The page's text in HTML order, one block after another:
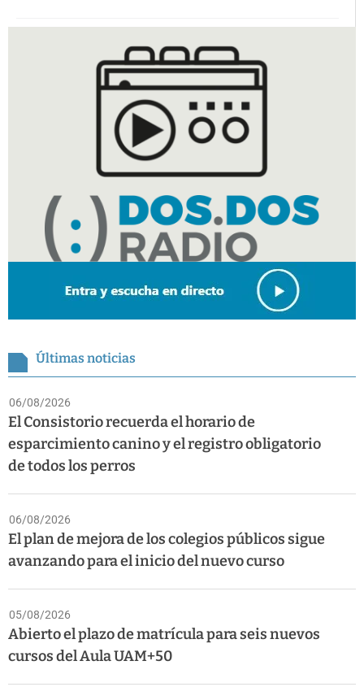
Últimas noticias
06/08/2026
El Consistorio recuerda el horario de
esparcimiento canino y el registro obligatorio
de todos los perros
06/08/2026
El plan de mejora de los colegios públicos sigue
avanzando para el inicio del nuevo curso
05/08/2026
Abierto el plazo de matrícula para seis nuevos
cursos del Aula UAM+50